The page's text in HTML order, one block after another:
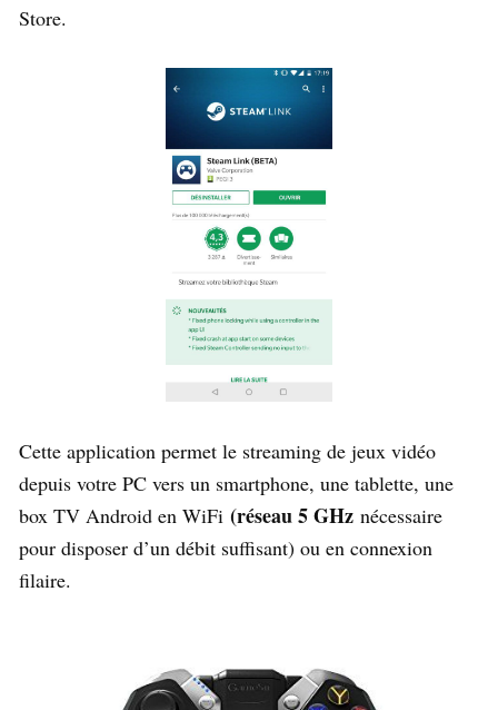
Store.
Cette application permet le streaming de jeux vidéo
depuis votre PC vers un smartphone, une tablette, une
box TV Android en WiFi (réseau 5 GHz nécessaire
pour disposer d’un débit suffisant) ou en connexion
filaire.